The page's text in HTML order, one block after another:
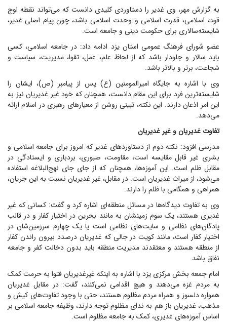
به گزارش مهر، وی غدیر را دستاوردی کلیدی دانست که می‌تواند نقطه اوج
قوت اسلامی، قدرت اسلامی و وحدت اسلامی باشد، چون پیام اصلی غدیر،
شایسته‌سالاری برای حکومت دینی و جامعه است.
عضو شورای فرهنگ عمومی استان یزد ادامه داد: در جامعه اسلامی، کسی
باید سالار و جلودار باشد که از لحاظ علم، عمل، تقوا، مدیریت، سیاست و
شجاعت، برتر و بالاتر باشد.
وی با اشاره به جایگاه امیرالمومنین (ع) پس از پیامبر (ص)، ایشان را
شایسته‌ترین فرد برای این مقام دانست، همچنان که خود غیر غدیریان نیز به
این امر اذعان دارند. این نکته، تبینی روشن از معیار‌های رهبری در اسلام ارائه
می‌دهد.
تفاوت غدیریان و غیر غدیریان
مدرسی افزود: نکته دوم از دستاورد‌های غدیر که امروز برای جامعه اسلامی و
بشری غیر قابل مقایسه است، مقاومت، صبوری، بردباری و ایستادگی در
مقابل ظلم است. این آموزه‌ها، همچنان که از جای جای نهج‌البلاغه استفاده
می‌شود، از میراث غدیریان است. در مقابل، غیر غدیریان نسبت به این جریان،
همراهی و همگامی با ظلم را دارند.
وی به تفاوت دیدگاه‌ها در مسائل منطقه‌ای اشاره کرد و گفت: کسانی که غیر
غدیری هستند، یک سوم زمینشان به مانند بحرین در اختیار کفار و در قالب
پادگان‌های نظامی و سایت‌های نظامی است یا یک چهارم سرزمین‌شان در
اختیار کفار است، مانند کویت در جالی که غدیریان درصدد بیرون راندن کفار
از منطقه هستند و معتقدند مدیریت منطقه باید بدون دخالت کفر و جامعه
نفاق باشد.
امام جمعه بخش مرکزی یزد با اشاره به اینکه غیرغدیریان فتوا به حرمت کمک
به مردم غزه می‌دهند و هیچ اقدامی نمی‌کنند، گفت: در مقابل غدیریان
همواره دلسوز و همراه مردم مظلوم هستند، حتی با وجود تفاوت‌های کیش و
مذهب، غدیریان باز هم به ندای مظلوم توجه دارند، وظیفه جامعه اسلامی بر
اساس آموزه‌های غدیری، کمک به جامعه مظلوم است.